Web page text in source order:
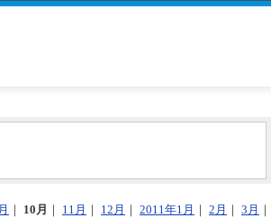
10月 11月 12月 2011年1月 2月 3月